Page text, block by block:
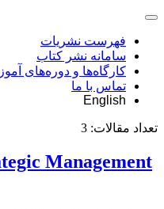
فهرست نشریات
سامانه نشر کتاب
کارگاه‌ها و دوره‌های
تماس با ما
English
تعداد مقالات: 3
Management